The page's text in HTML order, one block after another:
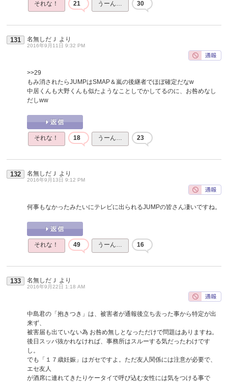
それな！ 21 うーん… 30
131 名無しだＪ より
2016年9月11日 9:32 PM
>>29
もみ消されたらJUMPはSMAP＆嵐の後継者でほぼ確定だなw
中居くんも大野くんも似たようなことしでかしてるのに、お咎めなし
だしww
それな！ 18 うーん… 23
132 名無しだＪ より
2016年9月13日 9:12 PM
何事もなかったみたいにテレビに出られるJUMPの皆さん凄いですね。
それな！ 49 うーん… 16
133 名無しだＪ より
2016年9月22日 1:18 AM
中島君の「抱きつき」は、被害者が通報後立ち去った事から特定が出
来ず、
被害届も出ていない為 お咎め無しとなっただけで問題はありますね。
後日スッパ抜かれなければ、事務所はスルーする気だったわけです
し。
でも「１７歳妊娠」はガセですよ。ただ友人関係には注意が必要で、
エセ友人
が酒席に連れてきたりケータイで呼び込む女性には気をつける事で